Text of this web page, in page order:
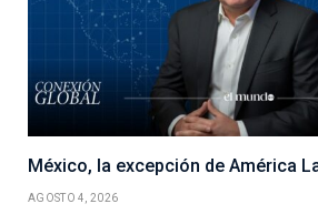
México, la excepción de América
AGOSTO 4, 2026